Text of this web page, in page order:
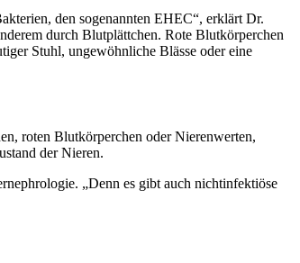
den sogenannten EHEC“, erklärt Dr.
durch Blutplättchen. Rote Blutkörperchen
Stuhl, ungewöhnliche Blässe oder eine
roten Blutkörperchen oder Nierenwerten,
der Nieren.
„Denn es gibt auch nichtinfektiöse